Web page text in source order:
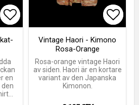
Lägg till i favoritlistan
Lägg till i favoritlistan
en
den
Vintage Haori - Kimono
Rosa-Orange
Rosa-orange vintage Haori
av siden. Haori är en kortare
variant av den Japanska
Kimonon.